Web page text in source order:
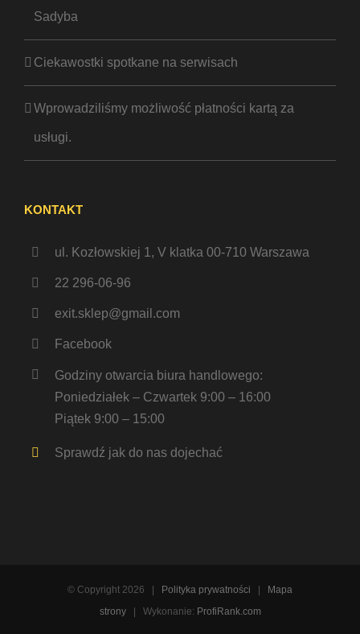
Sadyba
Ciekawostki spotkane na serwisach
Wprowadziliśmy możliwość płatności kartą za
usługi.
KONTAKT
ul. Kozłowskiej 1, V klatka 00-710 Warszawa
22 296-06-96
exit.sklep@gmail.com
Facebook
Godziny otwarcia biura handlowego:
Poniedziałek – Czwartek 9:00 – 16:00
Piątek 9:00 – 15:00
Sprawdź jak do nas dojechać
© Copyright 2026 | Polityka prywatności | Mapa
strony| Wykonanie: ProfiRank.com